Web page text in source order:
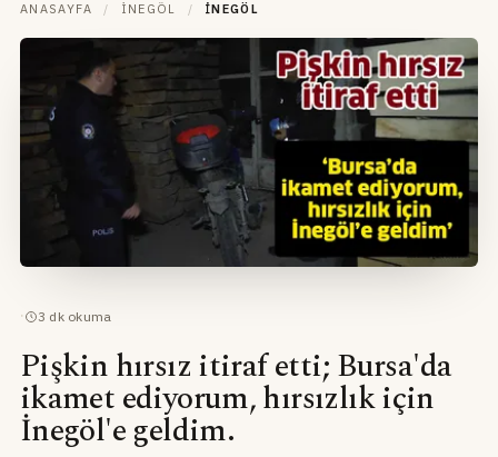
ANASAYFA / İNEGÖL / İNEGÖL
· 3 dk okuma
Pişkin hırsız itiraf etti; Bursa'da
ikamet ediyorum, hırsızlık için
İnegöl'e geldim.